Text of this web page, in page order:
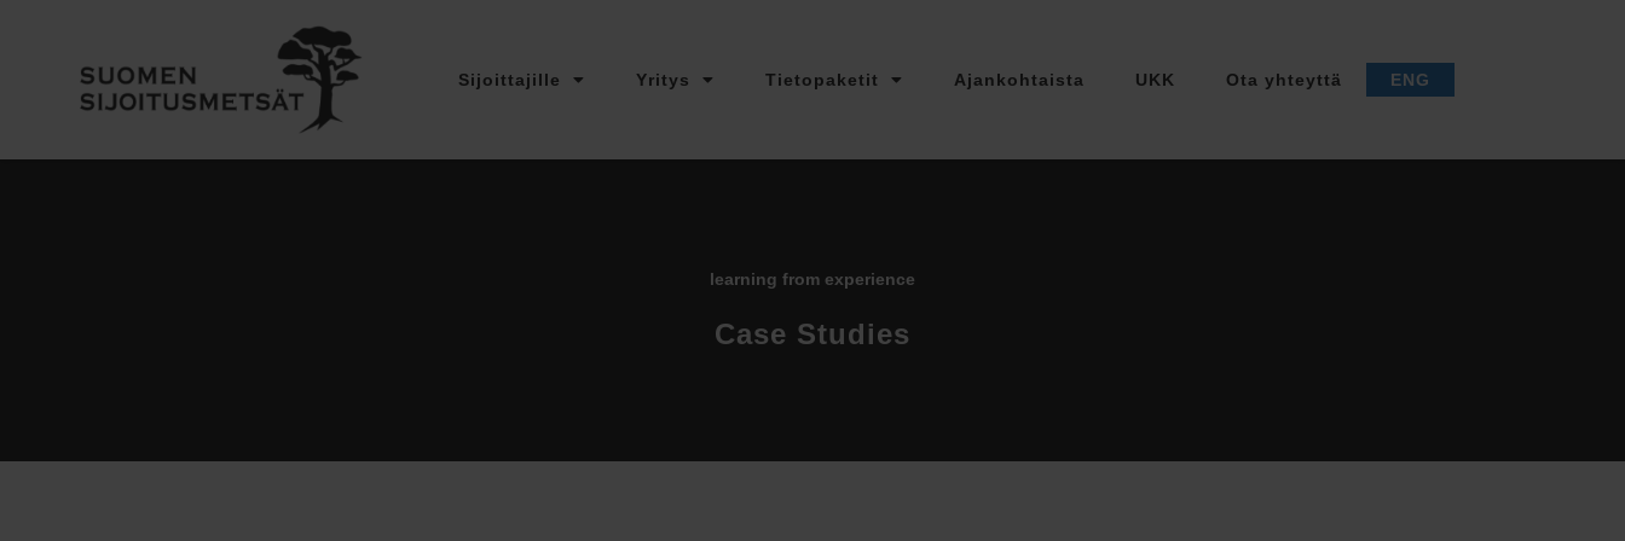
Sijoittajille Yritys Tietopaketit Ajankohtaista UKK Ota yhteyttä ENG
learning from experience
Case Studies